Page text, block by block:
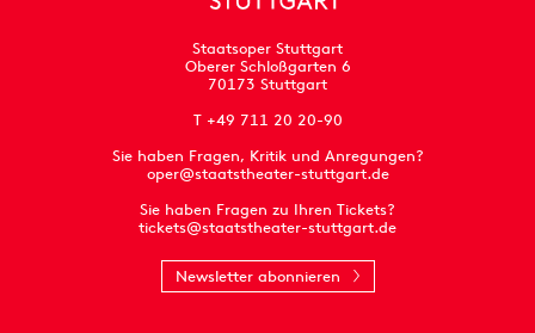
Staatsoper Stuttgart
Oberer Schloßgarten 6
70173 Stuttgart
T +49 711 20 20-90
Sie haben Fragen, Kritik und Anregungen?
oper@staatstheater-stuttgart.de
Sie haben Fragen zu Ihren Tickets?
tickets@staatstheater-stuttgart.de
Newsletter abonnieren